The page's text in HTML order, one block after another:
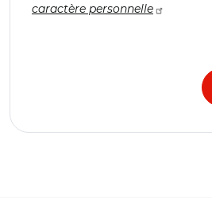
caractère personnelle